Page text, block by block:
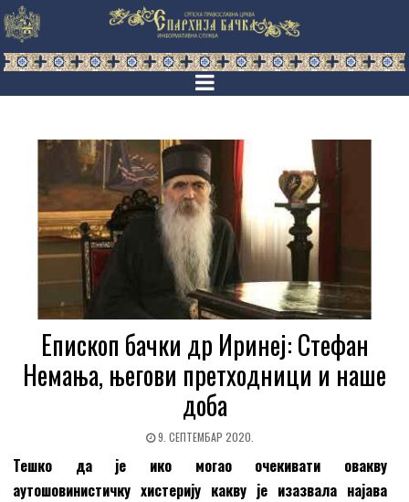
Епископ бачки др Иринеј: Стефан
Немања, његови претходници и наше
доба
9. СЕПТЕМБАР 2020.
Тешко да је ико могао очекивати овакву
аутошовинистичку хистерију какву је изазвала најава